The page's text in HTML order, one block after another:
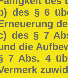
b) des § 6
des § 7
die
7 Abs. 4